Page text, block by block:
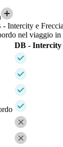
Intercity e
nel viaggio in
DB - Intercity